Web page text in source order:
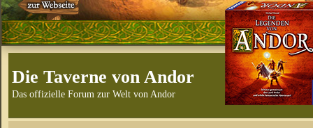
Die Taverne von Andor
Das offizielle Forum zur Welt von Andor